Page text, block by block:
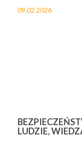
09.02.2026
LUDZIE,